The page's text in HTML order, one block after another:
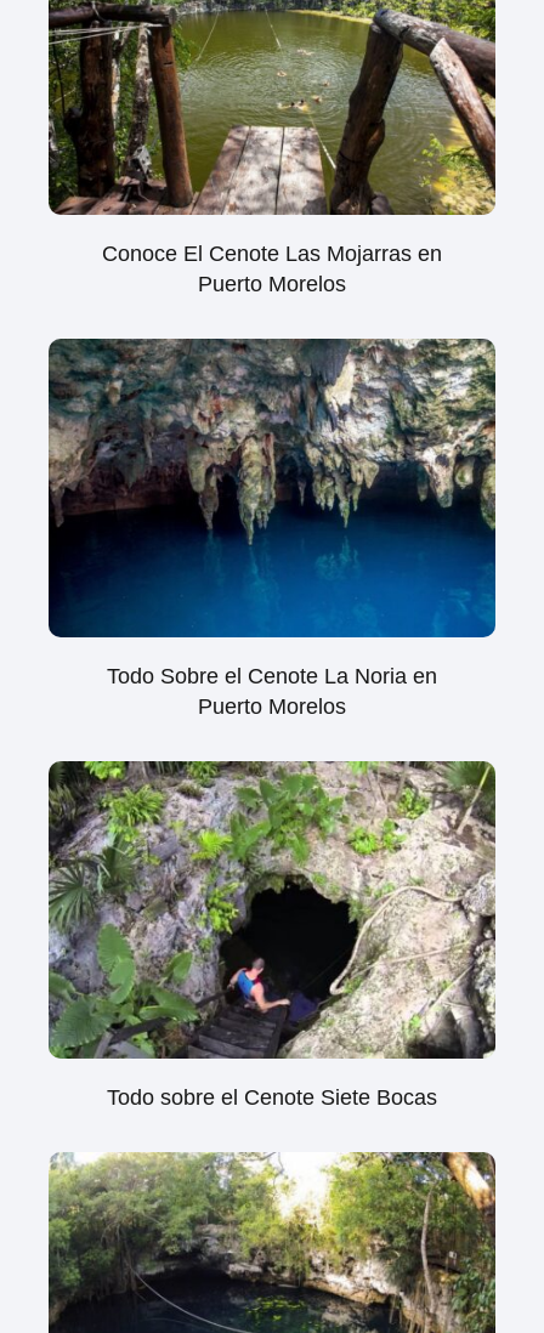
Conoce El Cenote Las Mojarras en
Puerto Morelos
Todo Sobre el Cenote La Noria en
Puerto Morelos
Todo sobre el Cenote Siete Bocas